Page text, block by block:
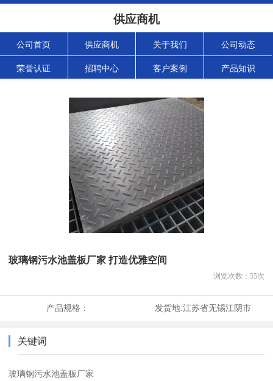
供应商机
公司首页 供应商机 关于我们 公司动态
荣誉认证 招聘中心 客户案例 产品知识
玻璃钢污水池盖板厂家 打造优雅空间
浏览次数： 55次
产品规格： 发货地:江苏省无锡江阴市
关键词
玻璃钢污水池盖板厂家